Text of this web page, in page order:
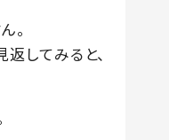
。
してみると、